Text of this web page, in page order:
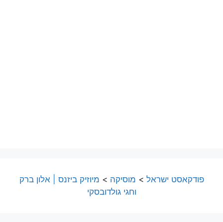
פודקאסט ישראל > מוסיקה > מיוזיק ביזנס | אלון ברק
וחגי גולדובסקי